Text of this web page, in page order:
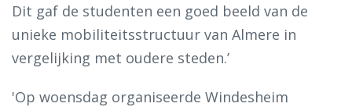
Dit gaf de studenten een goed beeld van de
unieke mobiliteitsstructuur van Almere in
vergelijking met oudere steden.’
'Op woensdag organiseerde Windesheim